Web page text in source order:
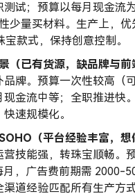
测试；预算以每月现金流
少量买材料。生产上，优
款式，保持创意控制。
（已有货源，缺品牌与前
品牌。预算一次性较高（
现金流中等；全职推进快
速规模化。
（平台经验丰富，想
营技能强，转珠宝顺畅。
月，广告费前期需 2000-
渠道经验匹配所有生产方